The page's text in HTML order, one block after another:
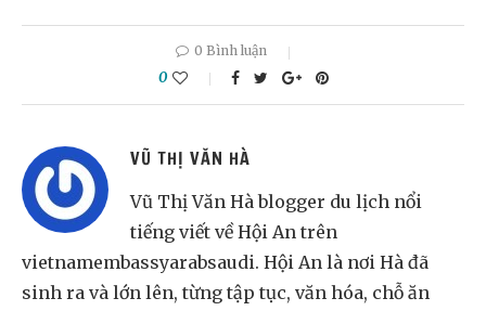
0 Bình luận
0
VŨ THỊ VĂN HÀ
Vũ Thị Văn Hà blogger du lịch nổi
tiếng viết về Hội An trên
vietnamembassyarabsaudi. Hội An là nơi Hà đã
sinh ra và lớn lên, từng tập tục, văn hóa, chỗ ăn